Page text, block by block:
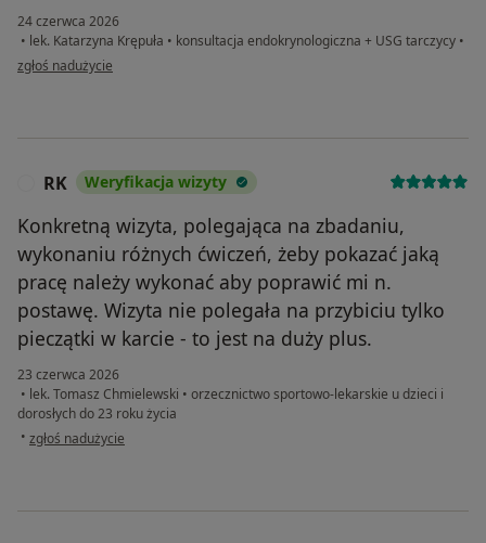
24 czerwca 2026
• lek. Katarzyna Krępuła • konsultacja endokrynologiczna + USG tarczycy •
w opinii użytkownika Ewa
zgłoś nadużycie
RK Weryfikacja wizyty
Konkretną wizyta, polegająca na zbadaniu,
wykonaniu różnych ćwiczeń, żeby pokazać jaką
pracę należy wykonać aby poprawić mi n.
postawę. Wizyta nie polegała na przybiciu tylko
pieczątki w karcie - to jest na duży plus.
23 czerwca 2026
• lek. Tomasz Chmielewski • orzecznictwo sportowo-lekarskie u dzieci i
dorosłych do 23 roku życia
• w opinii użytkownika RK
zgłoś nadużycie